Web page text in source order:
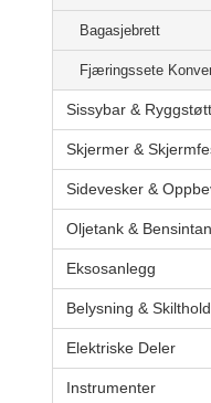
Bagasjebrett
Fjæringssete
Sissybar &
Skjermer &
Sidevesker &
Oljetank &
Eksosanlegg
Belysning &
Elektriske Deler
Instrumenter